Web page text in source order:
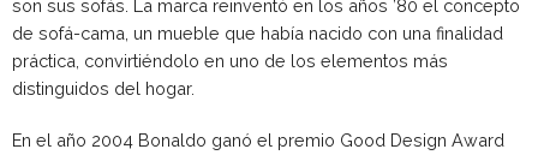
son sus sofás. La marca reinventó en los años ’80 el concepto
de sofá-cama, un mueble que había nacido con una finalidad
práctica, convirtiéndolo en uno de los elementos más
distinguidos del hogar.
En el año 2004 Bonaldo ganó el premio Good Design Award